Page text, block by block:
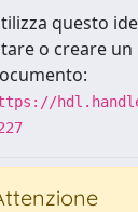
questo
o creare